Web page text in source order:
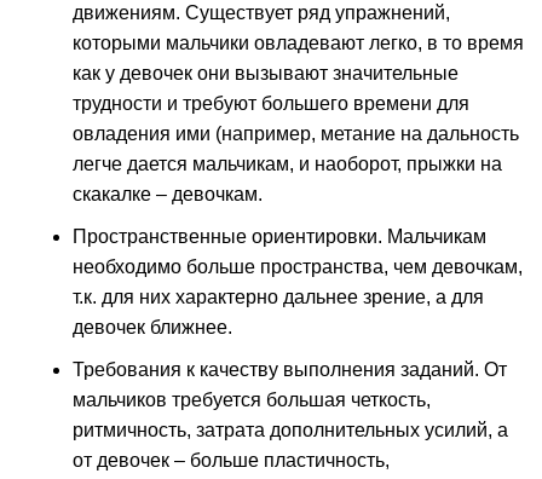
движениям. Существует ряд упражнений,
которыми мальчики овладевают легко, в то время
как у девочек они вызывают значительные
трудности и требуют большего времени для
овладения ими (например, метание на дальность
легче дается мальчикам, и наоборот, прыжки на
скакалке – девочкам.
Пространственные ориентировки. Мальчикам
необходимо больше пространства, чем девочкам,
т.к. для них характерно дальнее зрение, а для
девочек ближнее.
Требования к качеству выполнения заданий. От
мальчиков требуется большая четкость,
ритмичность, затрата дополнительных усилий, а
от девочек – больше пластичность,